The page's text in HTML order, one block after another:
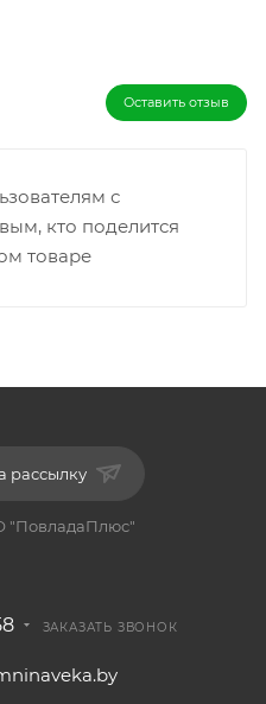
Оставить отзыв
с
кто поделится
товаре
рассылку
"ПовладаПлюс"
ЗАКАЗАТЬ ЗВОНОК